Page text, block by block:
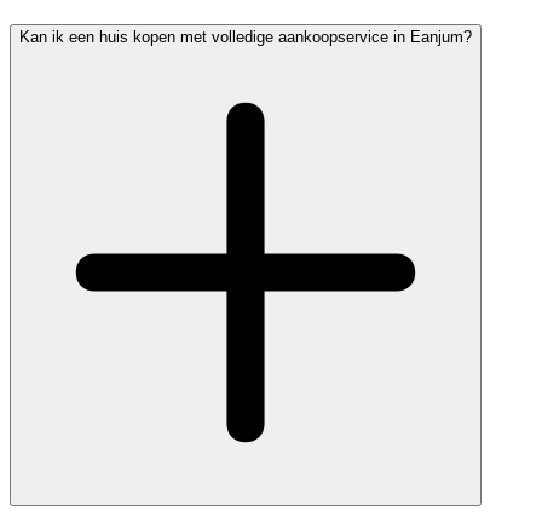
Kan ik een huis kopen met volledige aankoopservice in Eanjum?